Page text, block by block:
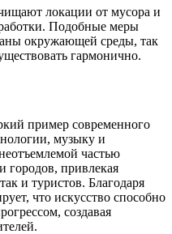
локации от мусора и
Подобные меры
окружающей среды, так
гармонично.
пример современного
музыку и
частью
городов, привлекая
и туристов. Благодаря
что искусство способно
создавая